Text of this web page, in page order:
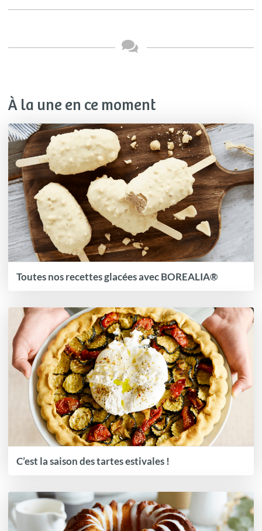
À la une en ce moment
Toutes nos recettes glacées avec BOREALIA®
C’est la saison des tartes estivales !